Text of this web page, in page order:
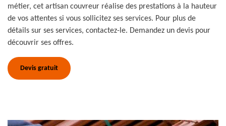
métier, cet artisan couvreur réalise des prestations à la hauteur
de vos attentes si vous sollicitez ses services. Pour plus de
détails sur ses services, contactez-le. Demandez un devis pour
découvrir ses offres.
Devis gratuit